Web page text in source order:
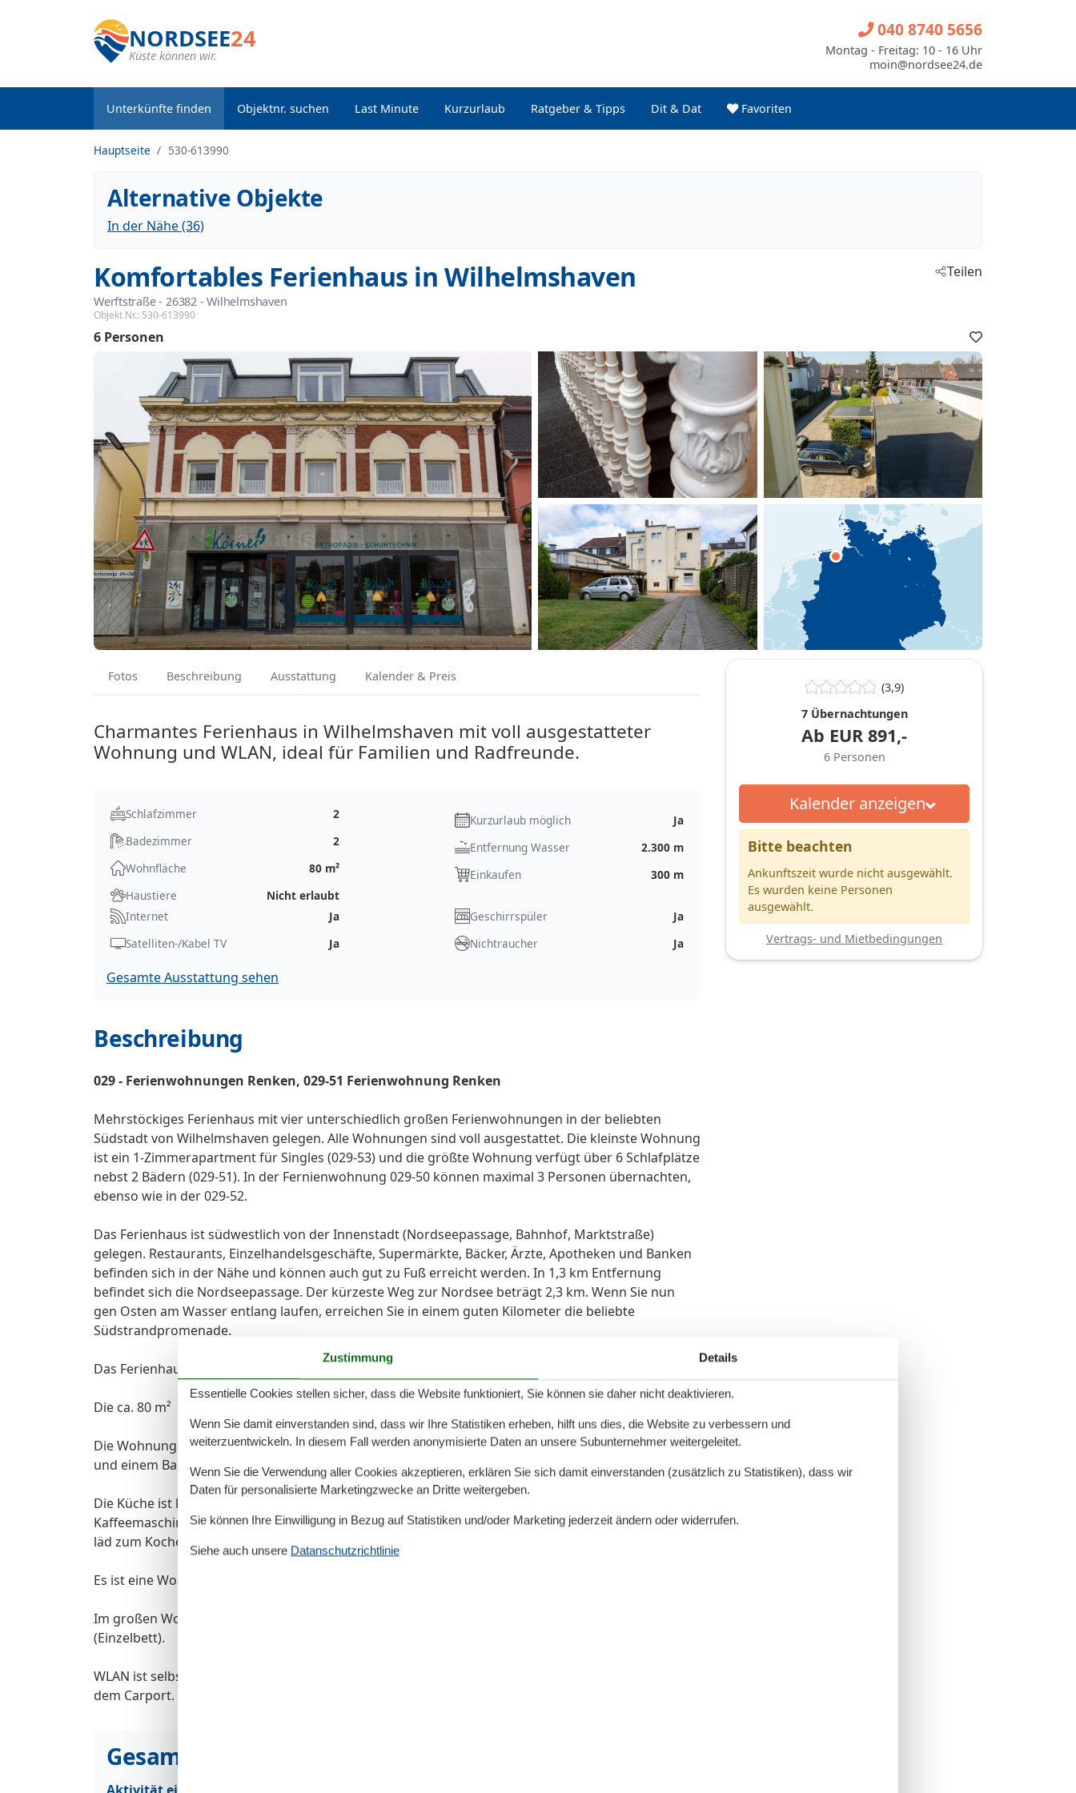
NORDSEE24
Küste können wir.
Unterkünfte finden Objektnr. suchen Last Minute Kurzurlaub Ratgeber & Tipps Dit & Dat Favoriten
040 8740 5656
Montag - Freitag: 10 - 16 Uhr
moin@nordsee24.de
Hauptseite 530-613990
Alternative Objekte
In der Nähe (36)
Komfortables Ferienhaus in Wilhelmshaven
Werftstraße - 26382 - Wilhelmshaven
Objekt Nr.: 530-613990
Teilen
6 Personen
Fotos Beschreibung Ausstattung Kalender & Preis
Charmantes Ferienhaus in Wilhelmshaven mit voll ausgestatteter
Wohnung und WLAN, ideal für Familien und Radfreunde.
Schlafzimmer
2
Badezimmer
2
Wohnfläche
80 m²
Haustiere
Nicht erlaubt
Kurzurlaub möglich
Ja
Entfernung Wasser
2.300 m
Einkaufen
300 m
Internet
Ja
Satelliten-/Kabel TV
Ja
Geschirrspüler
Ja
Nichtraucher
Ja
Gesamte Ausstattung sehen
Beschreibung
029 - Ferienwohnungen Renken, 029-51 Ferienwohnung Renken
Mehrstöckiges Ferienhaus mit vier unterschiedlich großen Ferienwohnungen in der beliebten
Südstadt von Wilhelmshaven gelegen. Alle Wohnungen sind voll ausgestattet. Die kleinste Wohnung
ist ein 1-Zimmerapartment für Singles (029-53) und die größte Wohnung verfügt über 6 Schlafplätze
nebst 2 Bädern (029-51). In der Fernienwohnung 029-50 können maximal 3 Personen übernachten,
ebenso wie in der 029-52.
Das Ferienhaus ist südwestlich von der Innenstadt (Nordseepassage, Bahnhof, Marktstraße)
gelegen. Restaurants, Einzelhandelsgeschäfte, Supermärkte, Bäcker, Ärzte, Apotheken und Banken
befinden sich in der Nähe und können auch gut zu Fuß erreicht werden. In 1,3 km Entfernung
befindet sich die Nordseepassage. Der kürzeste Weg zur Nordsee beträgt 2,3 km. Wenn Sie nun
gen Osten am Wasser entlang laufen, erreichen Sie in einem guten Kilometer die beliebte
Südstrandpromenade.
Das Ferienhaus verfügt über WLAN. Der Hinterhof bietet seinen Gästen drei PKW-Stellplätze.
Die ca. 80 m² große Wohnung ist für bis zu 5-6 Personen geeignet.
Die Wohnung besteht aus einem Wohnzimmer mit Einzelbett, zwei Schlafzimmerm , einer Küche
und einem Bad mit Dusche.
Die Küche ist komplett ausgestattet mit einer Einbauküche. Geschirrspüler, Mikrowelle,
Kaffeemaschine, Wasserkocher, Herd , Kühlschrank sowie ausreichend Geschirr ist vorhanden und
läd zum Kochen ein.
Es ist eine Wohnküche, die mit einem urigen Essplatz ausgestattet ist.
Im großen Wohnzimmer befinden sich neben der gemütlichen Sitzecke eine feste Schlafmöglichkeit
(Einzelbett).
WLAN ist selbstverständlich für diese Wohnung. Geparkt werden kann im Hinterhof, rechts neben
dem Carport.
Gesamte Ausstattung
(3,9)
7 Übernachtungen
Ab EUR 891,-
6 Personen
Kalender anzeigen
Bitte beachten
Ankunftszeit wurde nicht ausgewählt.
Es wurden keine Personen
ausgewählt.
Vertrags- und Mietbedingungen
Zustimmung Details
Essentielle Cookies stellen sicher, dass die Website funktioniert, Sie können sie daher nicht deaktivieren.
Wenn Sie damit einverstanden sind, dass wir Ihre Statistiken erheben, hilft uns dies, die Website zu verbessern und
weiterzuentwickeln. In diesem Fall werden anonymisierte Daten an unsere Subunternehmer weitergeleitet.
Wenn Sie die Verwendung aller Cookies akzeptieren, erklären Sie sich damit einverstanden (zusätzlich zu Statistiken), dass wir
Daten für personalisierte Marketingzwecke an Dritte weitergeben.
Sie können Ihre Einwilligung in Bezug auf Statistiken und/oder Marketing jederzeit ändern oder widerrufen.
Siehe auch unsere Datanschutzrichtlinie